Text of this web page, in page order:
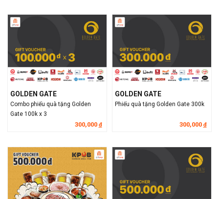
GOLDEN GATE
Combo phiếu quà tặng Golden
Gate 100k x 3
300,000 đ
GOLDEN GATE
Phiếu quà tặng Golden Gate 300k
300,000 đ